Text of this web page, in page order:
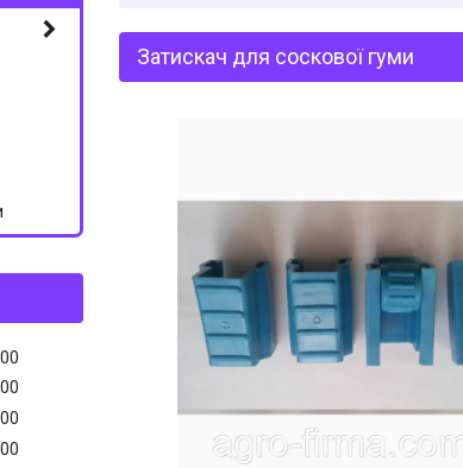
Затискач для соскової гуми